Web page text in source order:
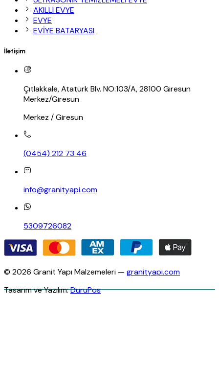
AKILLI EVYE
EVYE
EVİYE BATARYASI
İletişim
Çıtlakkale, Atatürk Blv. NO:103/A, 28100 Giresun
Merkez/Giresun
Merkez / Giresun
(0454) 212 73 46
info@granityapi.com
5309726082
© 2026 Granit Yapı Malzemeleri — granityapi.com
Tasarım ve Yazılım:DuruPos